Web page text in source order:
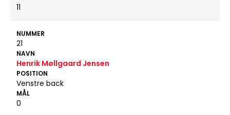
11
NUMMER
21
NAVN
Henrik Møllgaard Jensen
POSITION
Venstre back
MÅL
0